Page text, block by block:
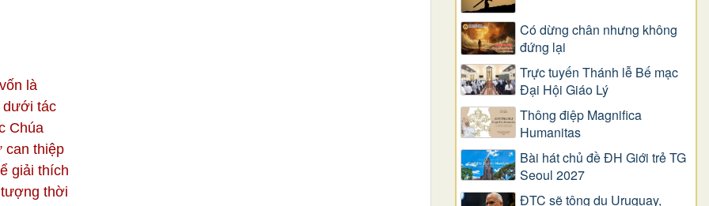
là
dưới tác
Chúa
can thiệp
giải thích
thời
Có dừng chân nhưng không
đứng lại
Trực tuyến Thánh lễ Bế mạc
Đại Hội Giáo Lý
Thông điệp Magnifica
Humanitas
Bài hát chủ đề ĐH Giới trẻ TG
Seoul 2027
ĐTC sẽ tông du Uruguay,